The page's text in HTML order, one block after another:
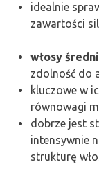
idealnie
zawartości
włosy
zdolność do
kluczowe w
równowagi
dobrze jest
intensywnie
strukturę